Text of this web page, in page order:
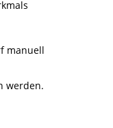
manuell
werden.